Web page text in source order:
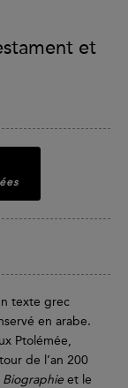
et
texte grec
en arabe.
Ptolémée,
de l’an 200
Biographie et le